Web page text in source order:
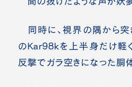
同時に、視界の隅から突
のKar98kを上半身だけ軽
反撃でガラ空きになった胴